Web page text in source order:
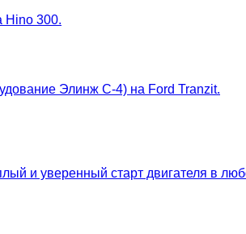
Hino 300.
Элинж С-4) на Ford Tranzit.
и уверенный старт двигателя в